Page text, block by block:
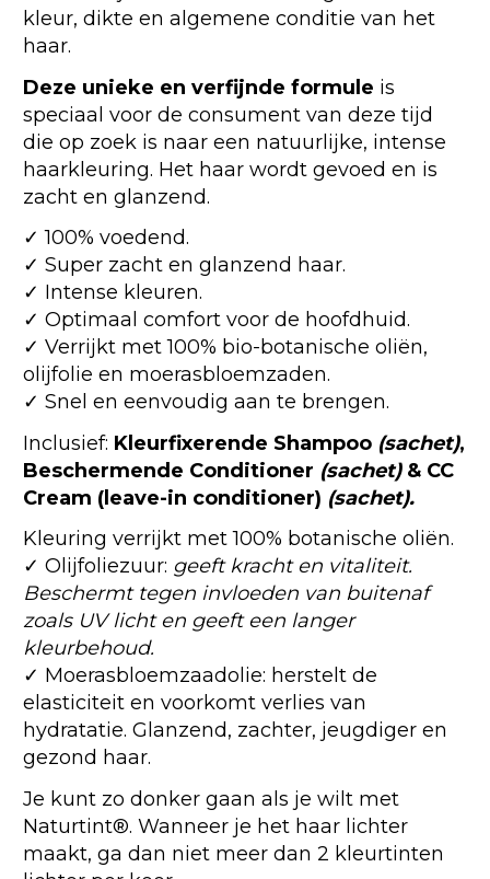
kleur, dikte en algemene conditie van het
haar.
Deze unieke en verfijnde formule is
speciaal voor de consument van deze tijd
die op zoek is naar een natuurlijke, intense
haarkleuring. Het haar wordt gevoed en is
zacht en glanzend.
✓ 100% voedend.
✓ Super zacht en glanzend haar.
✓ Intense kleuren.
✓ Optimaal comfort voor de hoofdhuid.
✓ Verrijkt met 100% bio-botanische oliën,
olijfolie en moerasbloemzaden.
✓ Snel en eenvoudig aan te brengen.
Inclusief: Kleurfixerende Shampoo (sachet),
Beschermende Conditioner (sachet)& CC
Cream (leave-in conditioner) (sachet).
Kleuring verrijkt met 100% botanische oliën.
✓ Olijfoliezuur: geeft kracht en vitaliteit.
Beschermt tegen invloeden van buitenaf
zoals UV licht en geeft een langer
kleurbehoud.
✓ Moerasbloemzaadolie: herstelt de
elasticiteit en voorkomt verlies van
hydratatie. Glanzend, zachter, jeugdiger en
gezond haar.
Je kunt zo donker gaan als je wilt met
Naturtint®. Wanneer je het haar lichter
maakt, ga dan niet meer dan 2 kleurtinten